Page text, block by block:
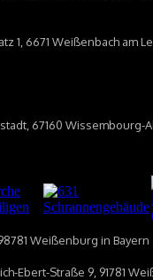
1, 6671 Weißenbach am
67160 Wissembourg-
Weißenburg in Bayern
Ebert-Straße 9, 91781